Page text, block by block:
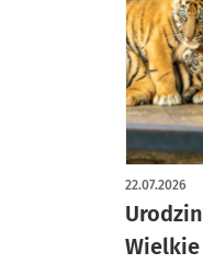
22.07.2026
artykuł z